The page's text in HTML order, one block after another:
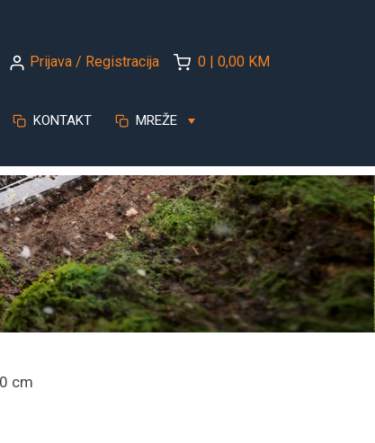
Prijava / Registracija 0 | 0,00 KM
KONTAKT MREŽE
cm